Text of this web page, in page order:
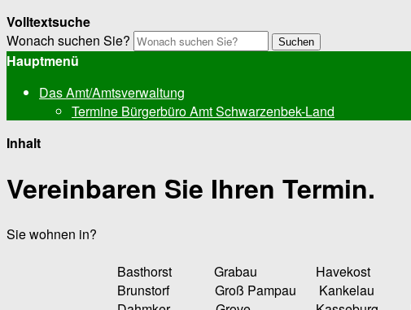
Volltextsuche
Wonach suchen Sie?
Suchen
Hauptmenü
Das Amt/Amtsverwaltung
Termine Bürgerbüro Amt Schwarzenbek-Land
Inhalt
Vereinbaren Sie Ihren Termin.
Sie wohnen in?
Basthorst Grabau Havekost
Brunstorf Groß Pampau Kankelau